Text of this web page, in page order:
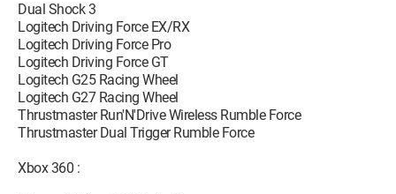
Dual Shock 3
Logitech Driving Force EX/RX
Logitech Driving Force Pro
Logitech Driving Force GT
Logitech G25 Racing Wheel
Logitech G27 Racing Wheel
Thrustmaster Run'N'Drive Wireless Rumble Force
Thrustmaster Dual Trigger Rumble Force
Xbox 360 :